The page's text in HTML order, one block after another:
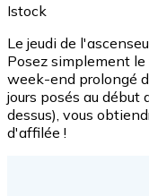
Istock
Le jeudi de
Posez simplement
week-end prolongé
jours posés au début
dessus), vous
d'affilée !